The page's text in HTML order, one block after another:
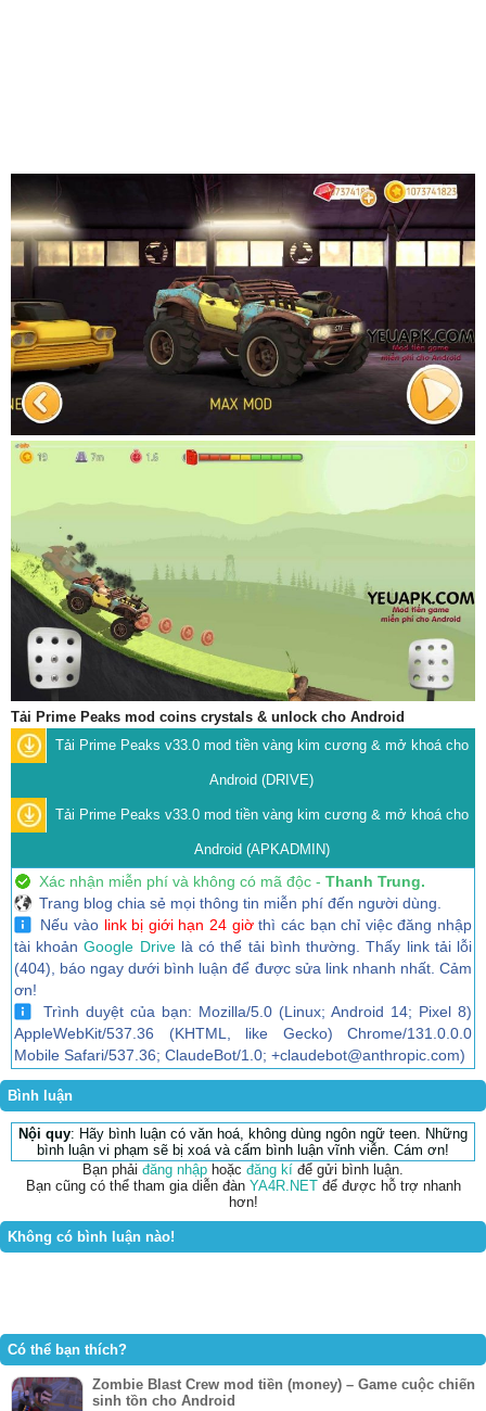
Tải Prime Peaks mod coins crystals & unlock cho Android
Tải Prime Peaks v33.0 mod tiền vàng kim cương & mở khoá cho
Android (DRIVE)
Tải Prime Peaks v33.0 mod tiền vàng kim cương & mở khoá cho
Android (APKADMIN)
Xác nhận miễn phí và không có mã độc - Thanh Trung.
Trang blog chia sẻ mọi thông tin miễn phí đến người dùng.
Nếu vào link bị giới hạn 24 giờthì các bạn chỉ việc đăng nhập
tài khoảnGoogle Drivelà có thể tải bình thường. Thấy link tải lỗi
(404), báo ngay dưới bình luận để được sửa link nhanh nhất. Cảm
ơn!
Trình duyệt của bạn: Mozilla/5.0 (Linux; Android 14; Pixel 8)
AppleWebKit/537.36 (KHTML, like Gecko) Chrome/131.0.0.0
Mobile Safari/537.36; ClaudeBot/1.0; +claudebot@anthropic.com)
Bình luận
Nội quy: Hãy bình luận có văn hoá, không dùng ngôn ngữ teen. Những
bình luận vi phạm sẽ bị xoá và cấm bình luận vĩnh viễn. Cám ơn!
Bạn phải đăng nhập hoặc đăng kí để gửi bình luận.
Bạn cũng có thể tham gia diễn đàn YA4R.NETđể được hỗ trợ nhanh
hơn!
Không có bình luận nào!
Có thể bạn thích?
Zombie Blast Crew mod tiền (money) – Game cuộc chiến
sinh tồn cho Android